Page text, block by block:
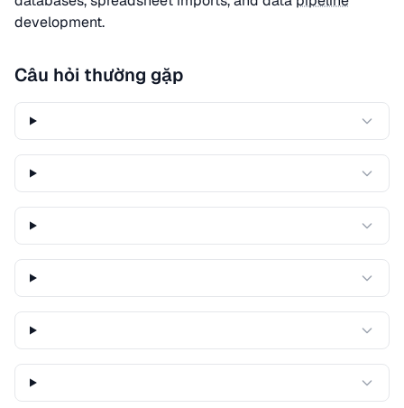
development.
Câu hỏi thường gặp